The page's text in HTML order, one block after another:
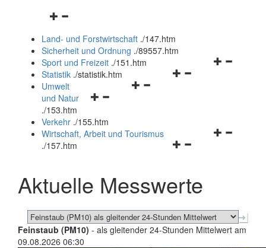
Navigationsmenü
und
schließen
Land- und Forstwirtschaft ./147.htm
Sicherheit und Ordnung ./89557.htm
Navigationsmenü
Sport und Freizeit ./151.htm
Navigationsmenü
Statistik ./statistik.htm
Navigationsmenü
und
schließen
Umwelt
und Natur
./153.htm
Verkehr ./155.htm
Navigationsmenü
schließen
Wirtschaft, Arbeit und Tourismus
./157.htm
Aktuelle Messwerte
Feinstaub (PM10) - als gleitender 24-Stunden Mittelwert am
09.08.2026 06:30